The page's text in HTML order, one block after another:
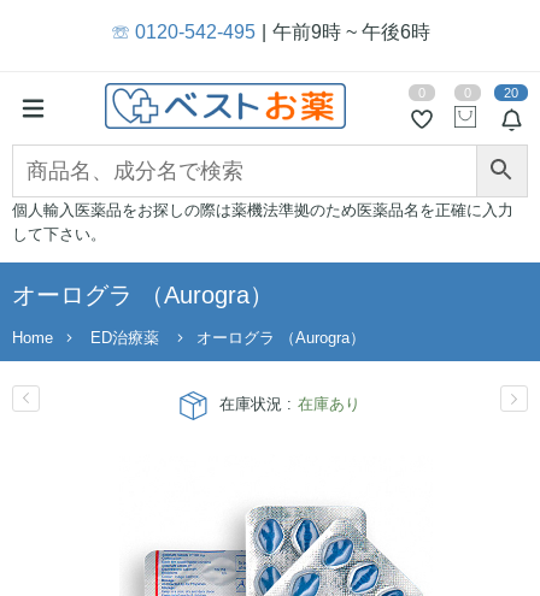
☏ 0120-542-495 午前9時 ~ 午後6時
20
0 0
個人輸入医薬品をお探しの際は薬機法準拠のため医薬品名を正確に入力
して下さい。
オーログラ （Aurogra）
Home ED治療薬 オーログラ （Aurogra）
在庫状況 : 在庫あり